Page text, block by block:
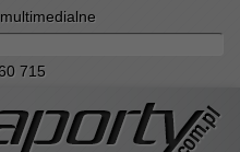
715